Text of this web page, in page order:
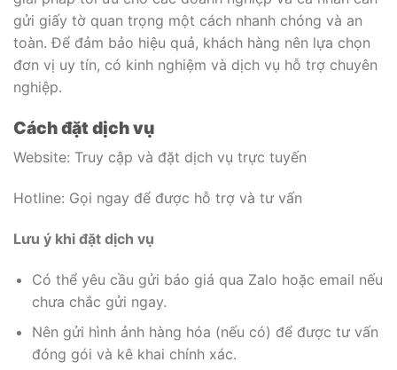
gửi giấy tờ quan trọng một cách nhanh chóng và an
toàn. Để đảm bảo hiệu quả, khách hàng nên lựa chọn
đơn vị uy tín, có kinh nghiệm và dịch vụ hỗ trợ chuyên
nghiệp.
Cách đặt dịch vụ
Website: Truy cập và đặt dịch vụ trực tuyến
Hotline: Gọi ngay để được hỗ trợ và tư vấn
Lưu ý khi đặt dịch vụ
Có thể yêu cầu gửi báo giá qua Zalo hoặc email nếu
chưa chắc gửi ngay.
Nên gửi hình ảnh hàng hóa (nếu có) để được tư vấn
đóng gói và kê khai chính xác.